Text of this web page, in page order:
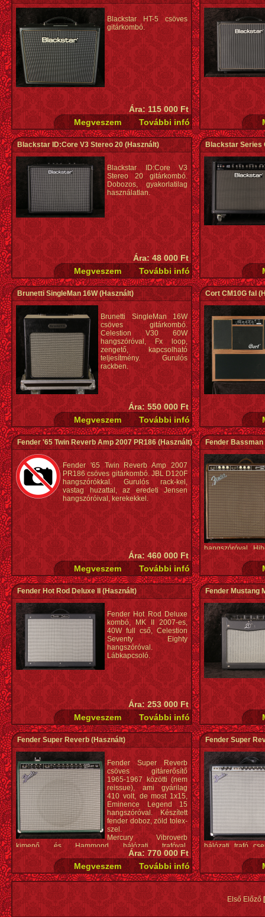
Blackstar HT-5 csöves
gitárkombó.
Ára: 115 000 Ft
Blackstar ID:Core V3 Stereo 20 (Használt)
Blackstar ID:Core V3
Stereo 20 gitárkombó.
Dobozos, gyakorlatilag
használatlan.
Ára: 48 000 Ft
Blackstar Series
Brunetti SingleMan 16W(Használt)
Brunetti SingleMan 16W
csöves gitárkombó.
Celestion V30 60W
hangszóróval, Fx loop,
zengető, kapcsolható
teljesítmény. Gurulós
rackben.
Ára: 550 000 Ft
Cort CM10G fal
Fender '65 Twin Reverb Amp 2007 PR186(Használt)
Fender '65 Twin Reverb Amp 2007
PR186 csöves gitárkombó. JBL D120F
hangszórókkal. Gurulós rack-kel,
vastag huzattal, az eredeti Jensen
hangszóróival, kerekekkel.
Ára: 460 000 Ft
Fender Bassman
hangszóróval.
persze nagyon
Fender Hot Rod Deluxe II (Használt)
Fender Hot Rod Deluxe
kombó, MK II 2007-es,
40W full cső, Celestion
Seventy Eighty
hangszóróval.
Lábkapcsoló.
Ára: 253 000 Ft
Fender Mustang
Fender Super Reverb(Használt)
Fender Super Reverb
csöves gitárerősítő
1965-1967 közötti (nem
reissue), ami gyárilag
410 volt, de most 1x15,
Eminence Legend 15
hangszóróval. Készített
fender doboz, zöld tolex-
szel.
Mercury Vibroverb
kimenő és Hammond hálózati trafóval,
Lábkapcsolóval.
Ára: 770 000 Ft
Fender Super
hálózati trafó
minden más
Első Előző